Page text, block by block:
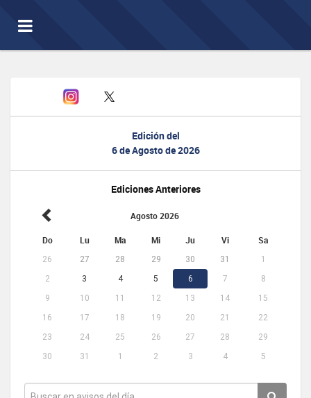
Toggle
navigation
Edición del
6 de Agosto de 2026
Ediciones Anteriores
Agosto 2026
Do Lu Ma Mi Ju Vi Sa
26 27 28 29 30 31
1
2
3 4 5 6 7
8
9
10 11 12 13 14
15
16
17 18 19 20 21
22
23
24 25 26 27 28
29
30
31 1 2 3 4 5